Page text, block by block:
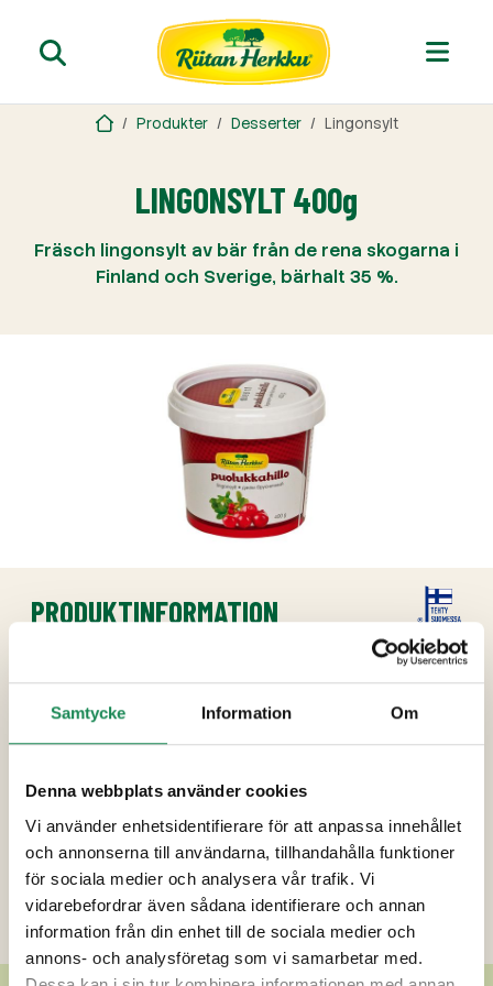
Samtycke Information Om
Denna webbplats använder cookies
Vi använder enhetsidentifierare för att anpassa innehållet
och annonserna till användarna, tillhandahålla funktioner
för sociala medier och analysera vår trafik. Vi
vidarebefordrar även sådana identifierare och annan
information från din enhet till de sociala medier och
annons- och analysföretag som vi samarbetar med.
Produkter Desserter Lingonsylt
LINGONSYLT 400g
Fräsch lingonsylt av bär från de rena skogarna i
Finland och Sverige, bärhalt 35 %.
PRODUKTINFORMATION
Socker, lingon (35%), vatten,
förtjockningsmedel (E440), surhetsreglerande
Förpackningsstorlekar
Näringsinnehåll
Ytterligare uppgifter